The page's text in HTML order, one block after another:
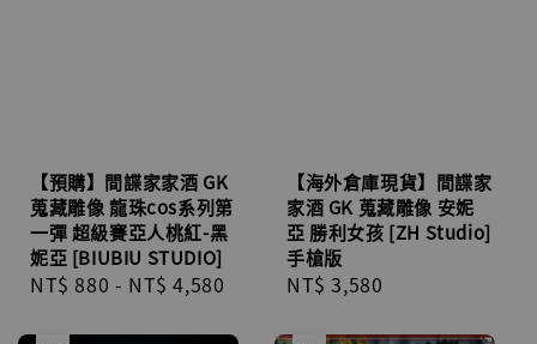
【預購】間諜家家酒 GK
蒐藏雕像 龍珠cos系列第
一彈 超級賽亞人桃紅-黑
妮亞 [BIUBIU STUDIO]
Regular
NT$ 880 - NT$ 4,580
【海外倉庫現貨】間諜家
家酒 GK 蒐藏雕像 安妮
亞 勝利女孩 [ZH Studio]
手槍版
Regular
NT$ 3,580